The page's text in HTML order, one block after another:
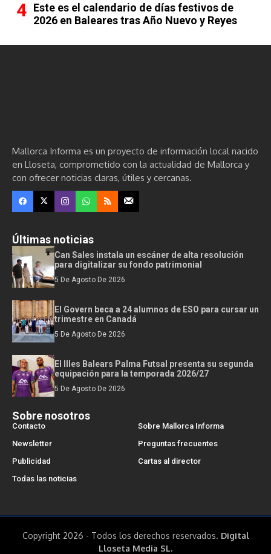
Este es el calendario de días festivos de
2026 en Baleares tras Año Nuevo y Reyes
Mallorca Informa es un proyecto de información local nacido
en Lloseta, comprometido con la actualidad de Mallorca y
con ofrecer noticias claras, útiles y cercanas.
Últimas noticias
Can Sales instala un escáner de alta resolución
para digitalizar su fondo patrimonial
5 De Agosto De 2026
El Govern beca a 24 alumnos de ESO para cursar un
trimestre en Canadá
5 De Agosto De 2026
El Illes Balears Palma Futsal presenta su segunda
equipación para la temporada 2026/27
5 De Agosto De 2026
Sobre nosotros
Contacto
Sobre Mallorca Informa
Newsletter
Preguntas frecuentes
Publicidad
Cartas al director
Todas las noticias
Copyright 2026 - Todos los derechos reservados. Digital
Lloseta Media SL.